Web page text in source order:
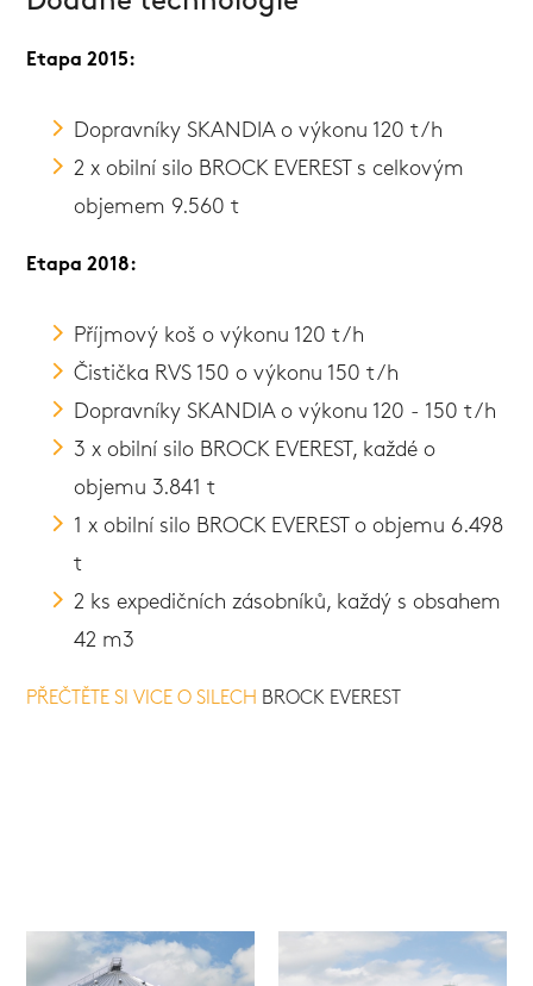
Etapa 2015:
Dopravníky SKANDIA o výkonu 120 t/h
2 x obilní silo BROCK EVEREST s celkovým
objemem 9.560 t
Etapa 2018:
Příjmový koš o výkonu 120 t/h
Čistička RVS 150 o výkonu 150 t/h
Dopravníky SKANDIA o výkonu 120 - 150 t/h
3 x obilní silo BROCK EVEREST, každé o
objemu 3.841 t
1 x obilní silo BROCK EVEREST o objemu 6.498
t
2 ks expedičních zásobníků, každý s obsahem
42 m3
PŘEČTĚTE SI VICE O SILECH BROCK EVEREST